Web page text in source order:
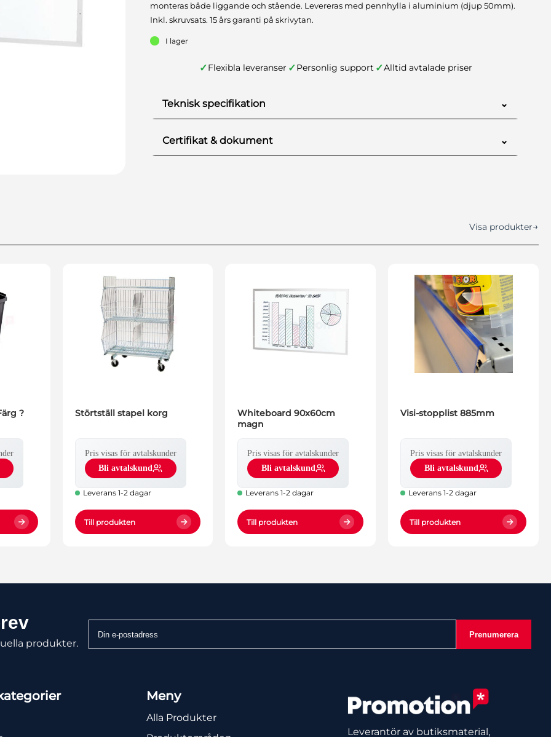
monteras både liggande och stående. Levereras med pennhylla i aluminium (djup 50mm).
Inkl. skruvsats. 15 års garanti på skrivytan.
I lager
✓Flexibla leveranser ✓Personlig support ✓Alltid avtalade priser
Teknisk specifikation ⌄
Certifikat & dokument
⌄
Visa produkter→
? Störtställ stapel korg
Pris visas för avtalskunder
Bli avtalskund
Leverans 1-2 dagar
Till produkten
Whiteboard 90x60cm
magn
Pris visas för avtalskunder
Bli avtalskund
Leverans 1-2 dagar
Till produkten
Visi-stopplist 885mm
Pris visas för avtalskunder
Bli avtalskund
Leverans 1-2 dagar
Till produkten
produkter.
postadress
Prenumerera
Meny
Alla Produkter
Leverantör av butiksmaterial,